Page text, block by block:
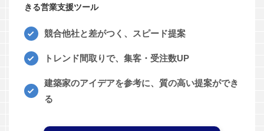
きる営業支援ツール
競合他社と差がつく、スピード提案
トレンド間取りで、集客・受注数UP
建築家のアイデアを参考に、質の高い提案ができ
る